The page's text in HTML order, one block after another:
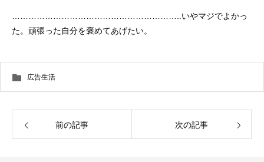
……………………………………………………..いやマジでよかっ
た。頑張った自分を褒めてあげたい。
広告生活
前の記事 次の記事